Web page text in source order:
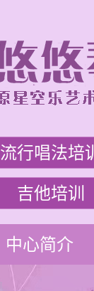
流行唱法培训
吉他培训
中心简介